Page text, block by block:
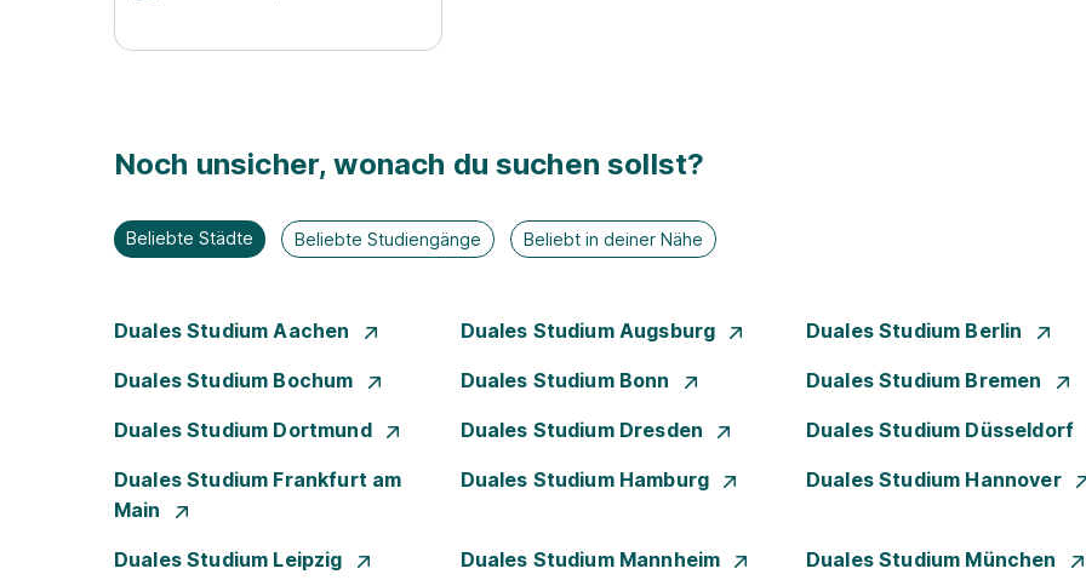
Noch unsicher, wonach du suchen sollst?
Beliebte Städte Beliebte Studiengänge Beliebt in deiner Nähe
Duales Studium Aachen Duales Studium Augsburg Duales Studium Berlin
Duales Studium Bochum Duales Studium Bonn Duales Studium Bremen
Duales Studium Dortmund Duales Studium Dresden Duales Studium Düsseldorf
Duales Studium Frankfurt am
Main
Duales Studium Hamburg Duales Studium Hannover
Duales Studium Leipzig Duales Studium Mannheim Duales Studium München